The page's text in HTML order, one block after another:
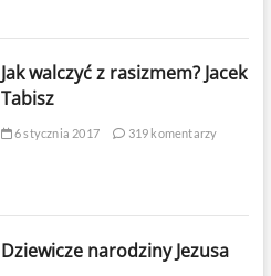
Jak walczyć z rasizmem? Jacek
Tabisz
6 stycznia 2017 319 komentarzy
Dziewicze narodziny Jezusa